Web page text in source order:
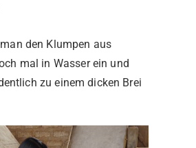
den Klumpen aus
mal in Wasser ein und
zu einem dicken Brei